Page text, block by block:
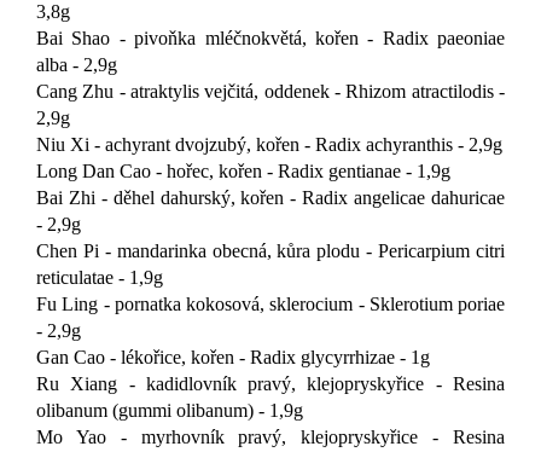
3,8g
Bai Shao - pivoňka mléčnokvětá, kořen - Radix paeoniae
alba - 2,9g
Cang Zhu - atraktylis vejčitá, oddenek - Rhizom atractilodis -
2,9g
Niu Xi - achyrant dvojzubý, kořen - Radix achyranthis - 2,9g
Long Dan Cao - hořec, kořen - Radix gentianae - 1,9g
Bai Zhi - děhel dahurský, kořen - Radix angelicae dahuricae
- 2,9g
Chen Pi - mandarinka obecná, kůra plodu - Pericarpium citri
reticulatae - 1,9g
Fu Ling - pornatka kokosová, sklerocium - Sklerotium poriae
- 2,9g
Gan Cao - lékořice, kořen - Radix glycyrrhizae - 1g
Ru Xiang - kadidlovník pravý, klejopryskyřice - Resina
olibanum (gummi olibanum) - 1,9g
Mo Yao - myrhovník pravý, klejopryskyřice - Resina